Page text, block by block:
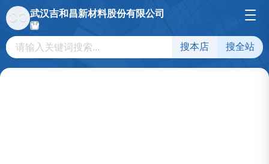
武汉吉和昌新材料股份有限公司
搜本店 搜全站